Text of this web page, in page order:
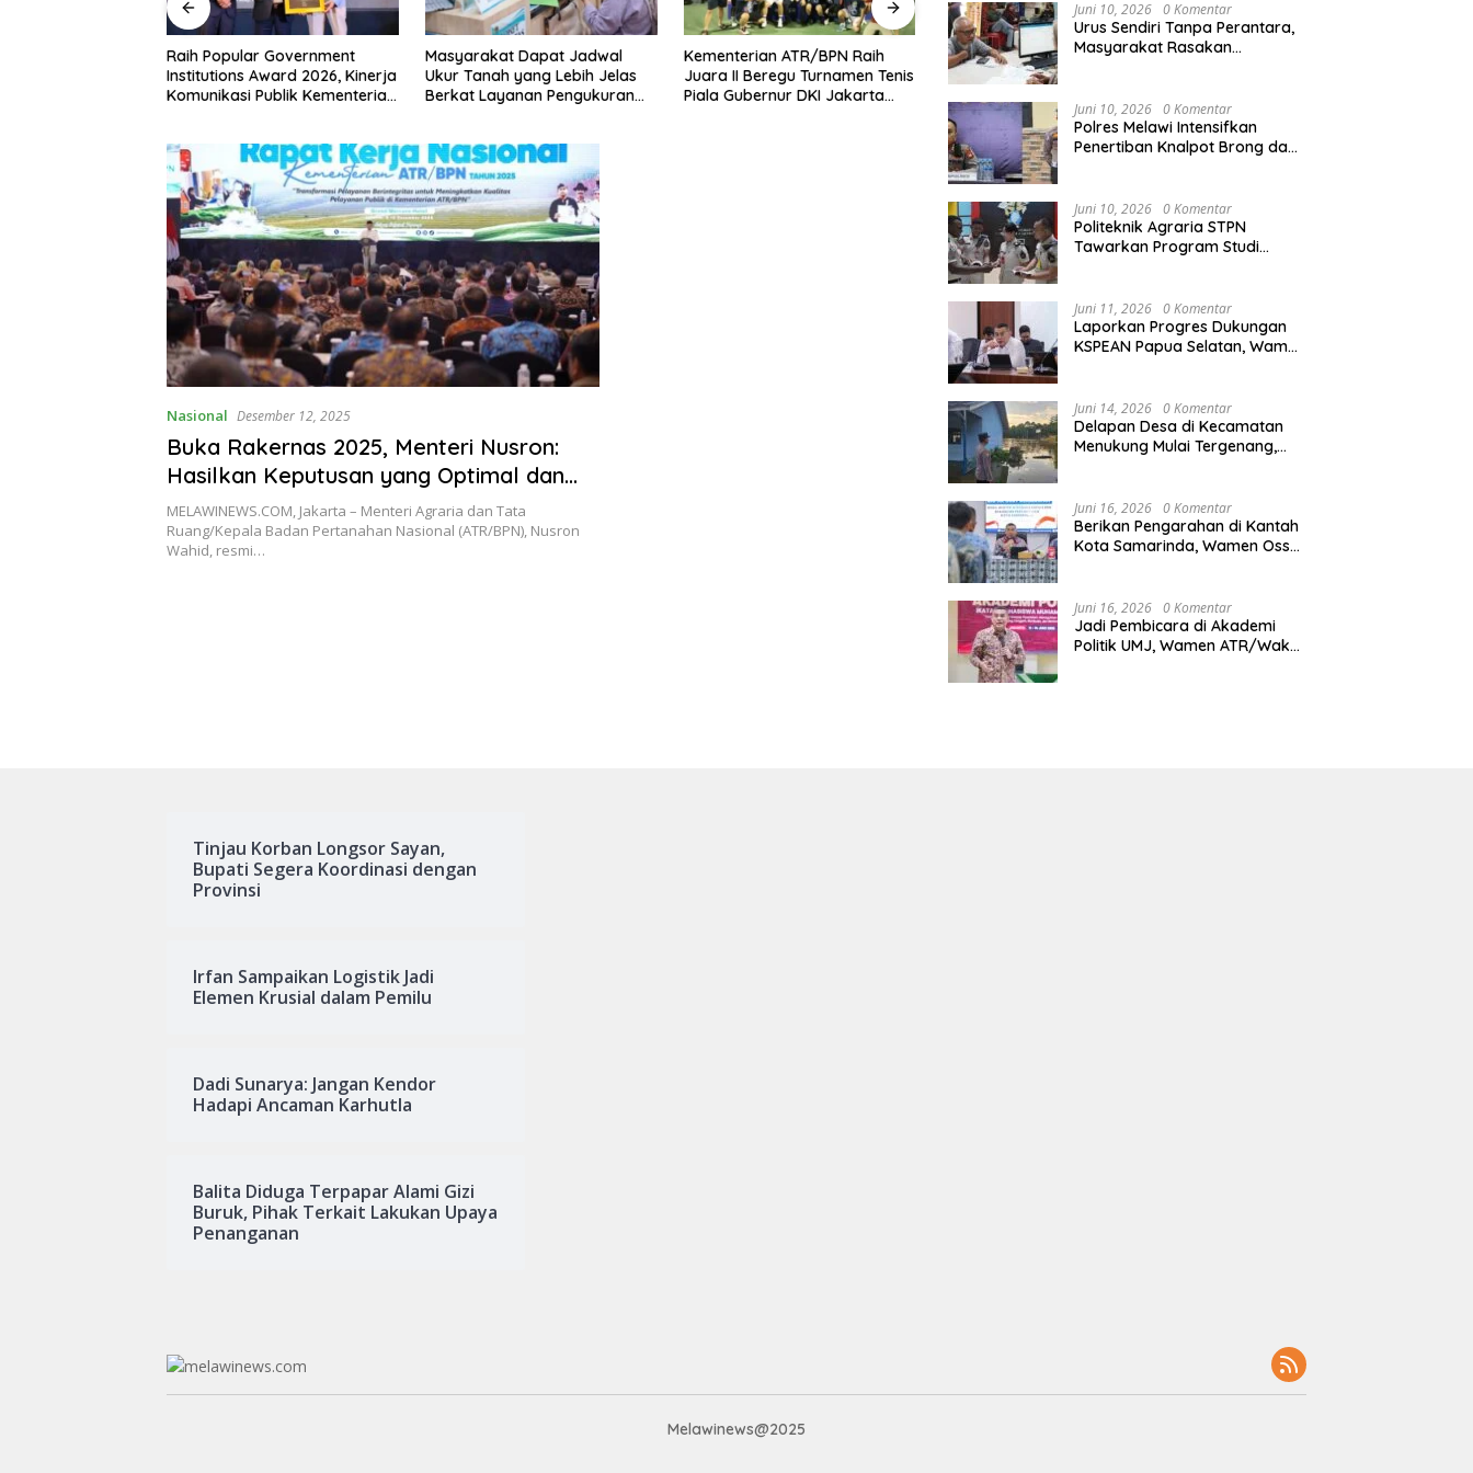
Raih Popular Government
Institutions Award 2026, Kinerja
Komunikasi Publik Kementerian
Masyarakat Dapat Jadwal
Ukur Tanah yang Lebih Jelas
Berkat Layanan Pengukuran
Kementerian ATR/BPN Raih
Juara II Beregu Turnamen Tenis
Piala Gubernur DKI Jakarta
Melawi Naik ke Peringkat 10
Sementara MTQ XXXIV Kalbar
Terbuka
Kapolres Melawi AKBP
Bhabinkamtibmas
Nasional Desember 12, 2025
Buka Rakernas 2025, Menteri Nusron:
Hasilkan Keputusan yang Optimal dan
Berkualitas untuk Meningkatkan
Pelayanan kepada Masyarakat
MELAWINEWS.COM, Jakarta – Menteri Agraria dan Tata
Ruang/Kepala Badan Pertanahan Nasional (ATR/BPN), Nusron
Wahid, resmi…
Agraria/Pertanahan dan Tata
Ruang
Juni 10, 2026 0 Komentar
Urus Sendiri Tanpa Perantara,
Masyarakat Rasakan
Juni 10, 2026 0 Komentar
Polres Melawi Intensifkan
Penertiban Knalpot Brong dan
Juni 10, 2026 0 Komentar
Politeknik Agraria STPN
Tawarkan Program Studi
Juni 11, 2026 0 Komentar
Laporkan Progres Dukungan
KSPEAN Papua Selatan, Wamen
Nasional
Juni 14, 2026 0 Komentar
Delapan Desa di Kecamatan
Menukung Mulai Tergenang,
Juni 16, 2026 0 Komentar
Berikan Pengarahan di Kantah
Kota Samarinda, Wamen Ossy:
Kalimantan Timur
Juni 16, 2026 0 Komentar
Jadi Pembicara di Akademi
Politik UMJ, Wamen ATR/Waka
Tinjau Korban Longsor Sayan,
Bupati Segera Koordinasi dengan
Provinsi
Irfan Sampaikan Logistik Jadi
Elemen Krusial dalam Pemilu
Dadi Sunarya: Jangan Kendor
Hadapi Ancaman Karhutla
Balita Diduga Terpapar Alami Gizi
Buruk, Pihak Terkait Lakukan Upaya
Penanganan
Melawinews@2025